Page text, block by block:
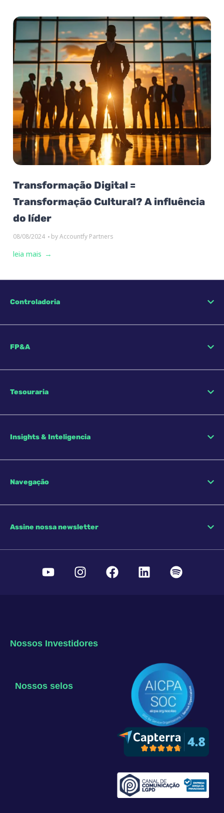
Transformação Digital =
Transformação Cultural? A influência
do líder
08/08/2024 byAccountfy Partners
leia mais
Controladoria
FP&A
Tesouraria
Insights & Inteligencia
Navegação
Assine nossa newsletter
Nossos Investidores
Nossos selos